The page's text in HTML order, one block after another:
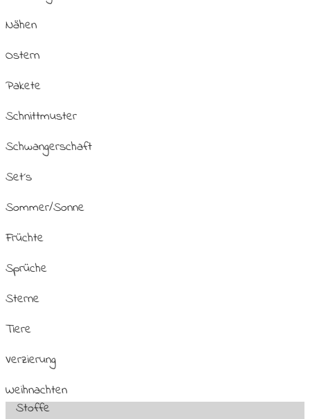
Nähen
Ostern
Pakete
Schnittmuster
Schwangerschaft
Set´s
Sommer/Sonne
Früchte
Sprüche
Sterne
Tiere
Verzierung
Weihnachten
Stoffe